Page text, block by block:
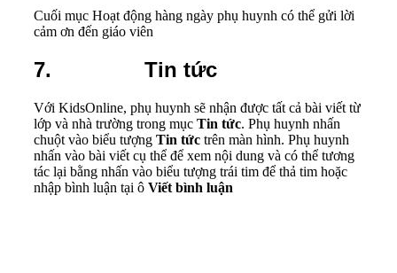
Cuối mục Hoạt động hàng ngày phụ huynh có thể gửi lời
cảm ơn đến giáo viên
7. Tin tức
Với KidsOnline, phụ huynh sẽ nhận được tất cả bài viết từ
lớp và nhà trường trong mục Tin tức. Phụ huynh nhấn
chuột vào biểu tượng Tin tức trên màn hình. Phụ huynh
nhấn vào bài viết cụ thể để xem nội dung và có thể tương
tác lại bằng nhấn vào biểu tượng trái tim để thả tim hoặc
nhập bình luận tại ô Viết bình luận